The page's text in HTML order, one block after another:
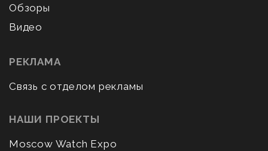
Обзоры
Видео
РЕКЛАМА
Связь с отделом рекламы
НАШИ ПРОЕКТЫ
Moscow Watch Expo